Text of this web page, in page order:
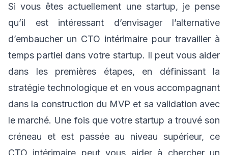
Si vous êtes actuellement une startup, je pense
qu’il est intéressant d’envisager l’alternative
d’embaucher un CTO intérimaire pour travailler à
temps partiel dans votre startup. Il peut vous aider
dans les premières étapes, en définissant la
stratégie technologique et en vous accompagnant
dans la construction du MVP et sa validation avec
le marché. Une fois que votre startup a trouvé son
créneau et est passée au niveau supérieur, ce
CTO intérimaire peut vous aider à chercher un